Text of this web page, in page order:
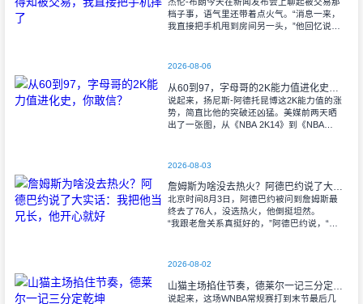
档子事，语气里还带着点火气。“消息一来，
我直接把手机甩到房间另一头，”他回忆说，
2026-08-06
从60到97，字母哥的2K能力值进化史，你敢信？
说起来，扬尼斯-阿德托昆博这2K能力值的涨
势，简直比他的突破还凶猛。美媒前两天晒
出了一张图，从《NBA 2K14》到《NBA
2026-08-03
詹姆斯为啥没去热火？阿德巴约说了大实话：我把他当兄长，他开心就好
北京时间8月3日，阿德巴约被问到詹姆斯最
终去了76人，没选热火，他倒挺坦然。
“我跟老詹关系真挺好的，”阿德巴约说，“说
2026-08-02
山猫主场掐住节奏，德莱尔一记三分定乾坤
说起来，这场WNBA常规赛打到末节最后几